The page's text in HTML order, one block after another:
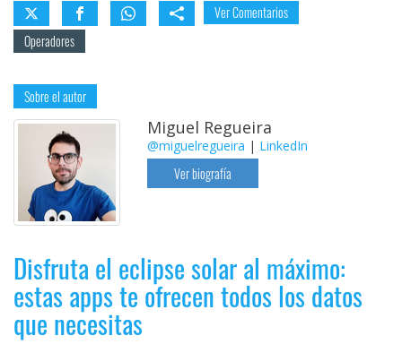
Ver Comentarios
Operadores
Sobre el autor
Miguel Regueira
@miguelregueira | LinkedIn
Ver biografía
Disfruta el eclipse solar al máximo:
estas apps te ofrecen todos los datos
que necesitas